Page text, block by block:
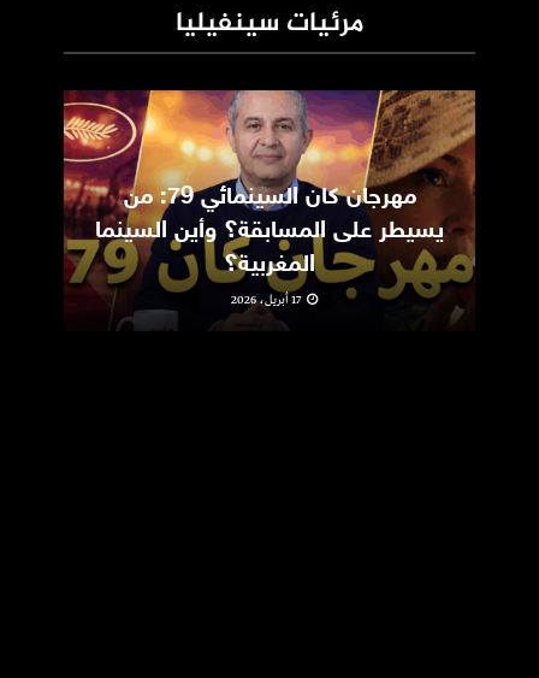
مرئيات سينفيليا
مهرجان كان السينمائي 79: من
يسيطر على المسابقة؟ وأين السينما
المغربية؟
17 أبريل، 2026